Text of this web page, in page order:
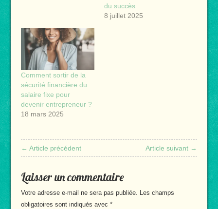
du succès
8 juillet 2025
Comment sortir de la
sécurité financière du
salaire fixe pour
devenir entrepreneur ?
18 mars 2025
← Article précédent Article suivant →
Laisser un commentaire
Votre adresse e-mail ne sera pas publiée. Les champs
obligatoires sont indiqués avec *